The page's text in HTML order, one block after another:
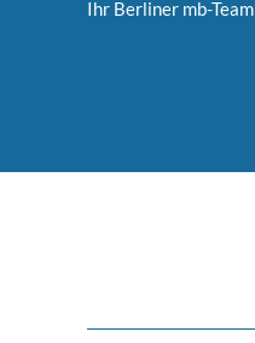
Ihr Berliner mb-Team